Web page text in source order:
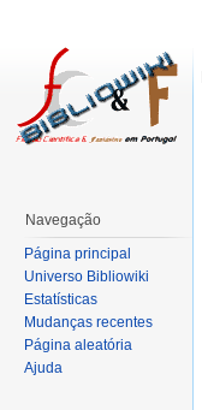
Navegação
Página principal
Universo Bibliowiki
Estatísticas
Mudanças recentes
Página aleatória
Ajuda